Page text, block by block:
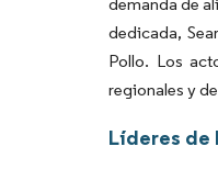
dedicada,
Pollo. Los
regionales y
Líderes de